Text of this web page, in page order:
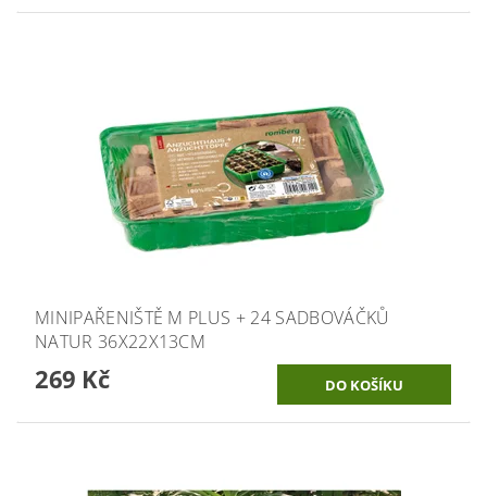
MINIPAŘENIŠTĚ M PLUS + 24 SADBOVÁČKŮ
NATUR 36X22X13CM
269 Kč